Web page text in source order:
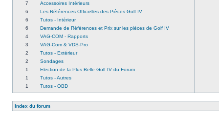
7
Accessoires Intérieurs
6
Les Références Officielles des Pièces Golf IV
6
Tutos - Intérieur
6
Demande de Références et Prix sur les pièces de Golf IV
4
VAG-COM - Rapports
3
VAG-Com & VDS-Pro
2
Tutos - Extérieur
2
Sondages
1
Election de la Plus Belle Golf IV du Forum
1
Tutos - Autres
1
Tutos - OBD
Index du forum